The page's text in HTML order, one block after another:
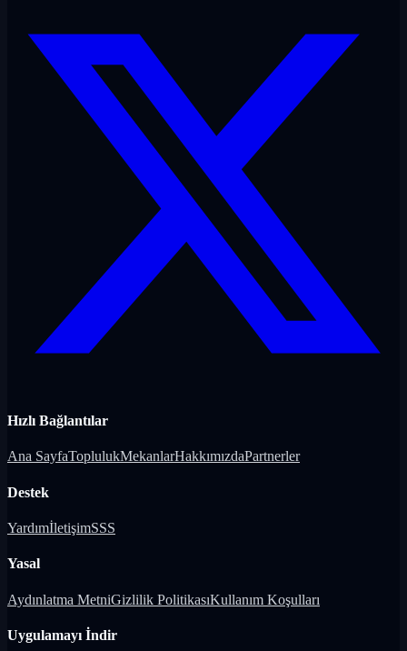
Hızlı Bağlantılar
Ana SayfaToplulukMekanlarHakkımızdaPartnerler
Destek
YardımİletişimSSS
Yasal
Aydınlatma MetniGizlilik PolitikasıKullanım Koşulları
Uygulamayı İndir